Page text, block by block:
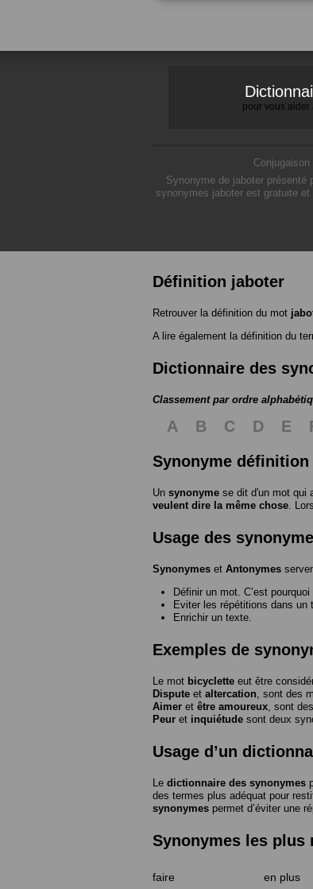
pour vous aider
Conjugaison
Synonyme de jaboter
synonymes jaboter est gratuite
Définition jaboter
Retrouver la définition du mot
A lire également la définition du
Dictionnaire des
Classement par ordre
A B C D E
Synonyme définition
Un synonyme se dit d'un mot qui
veulent dire la même chose.
Usage des
Synonymes et Antonymes
Définir un mot. C’est
Eviter les répétitions dans un
Enrichir un texte.
Exemples de
Le mot bicyclette eut être
Dispute et altercation, sont des
Aimer et être amoureux, sont
Peur et inquiétude sont deux
Usage d’un
Le dictionnaire des synonymes
des termes plus adéquat pour
synonymes permet d’éviter une
Synonymes les plus
faire en plus